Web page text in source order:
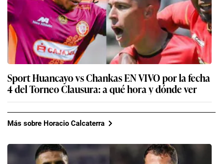
Sport Huancayo vs Chankas EN VIVO por la fecha
4 del Torneo Clausura: a qué hora y dónde ver
Más sobre Horacio Calcaterra